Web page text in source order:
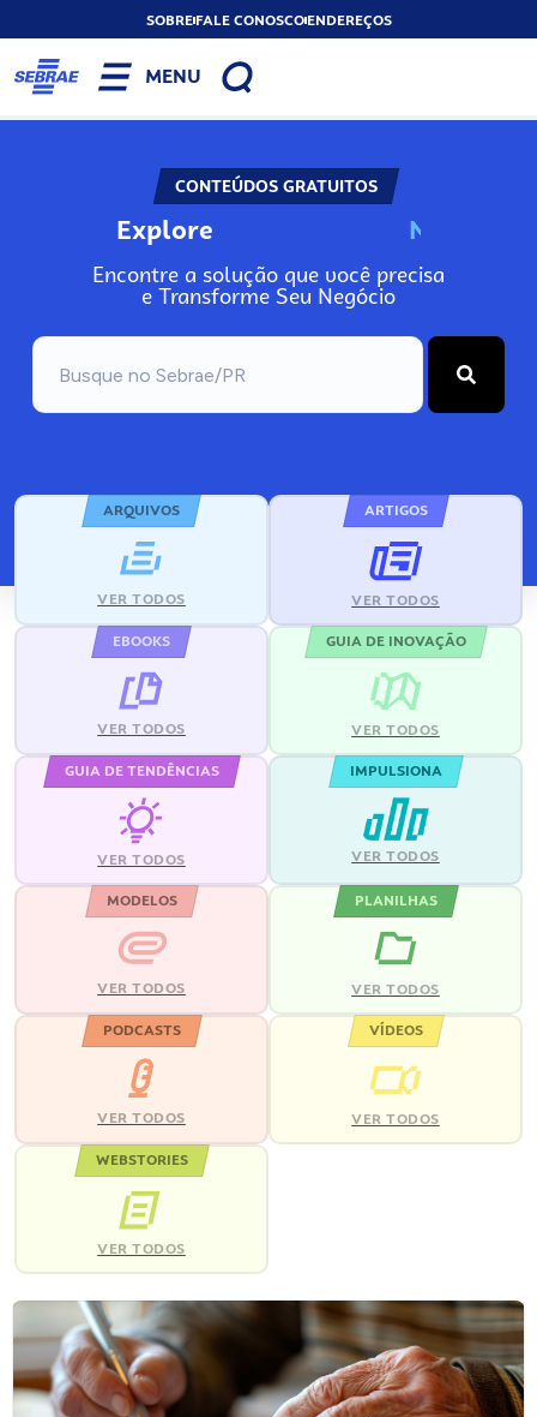
SOBREFALE CONOSCOENDEREÇOS
MENU
CONTEÚDOS GRATUITOS
Explore N
Encontre a solução que você precisa
e Transforme Seu Negócio
ARQUIVOS
VER TODOS
ARTIGOS
VER TODOS
EBOOKS
VER TODOS
GUIA DE INOVAÇÃO
VER TODOS
GUIA DE TENDÊNCIAS
VER TODOS
IMPULSIONA
VER TODOS
MODELOS
VER TODOS
PLANILHAS
VER TODOS
PODCASTS
VER TODOS
VÍDEOS
VER TODOS
WEBSTORIES
VER TODOS